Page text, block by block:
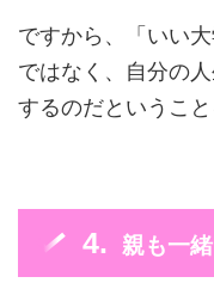
ですから、「いい
ではなく、自分の
するのだというこ
親も一